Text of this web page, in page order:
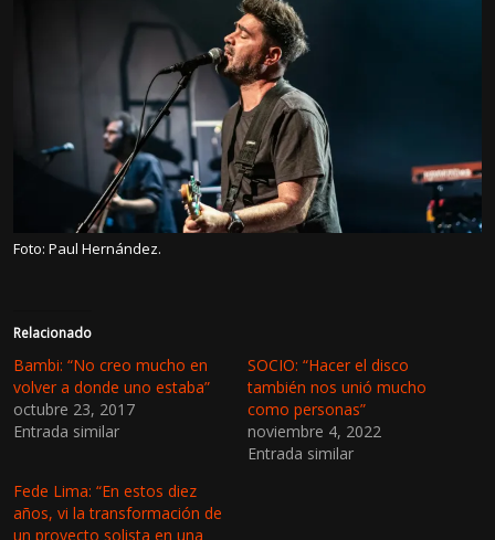
Foto: Paul Hernández.
Relacionado
Bambi: “No creo mucho en
volver a donde uno estaba”
octubre 23, 2017
Entrada similar
SOCIO: “Hacer el disco
también nos unió mucho
como personas”
noviembre 4, 2022
Entrada similar
Fede Lima: “En estos diez
años, vi la transformación de
un proyecto solista en una